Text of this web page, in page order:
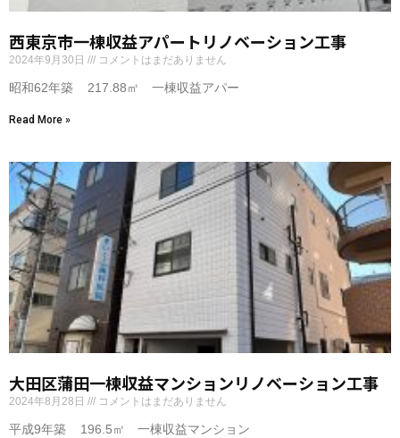
西東京市一棟収益アパートリノベーション工事
2024年9月30日 コメントはまだありません
昭和62年築 217.88㎡ 一棟収益アパー
Read More »
大田区蒲田一棟収益マンションリノベーション工事
2024年8月28日 コメントはまだありません
平成9年築 196.5㎡ 一棟収益マンション